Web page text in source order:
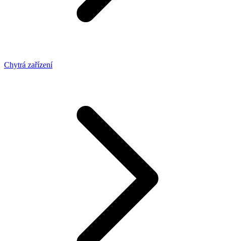
Chytrá zařízení